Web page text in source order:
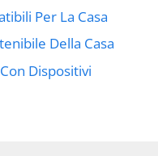
Per La Casa
Della Casa
Dispositivi